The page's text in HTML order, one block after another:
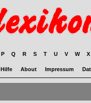
P Q R S T U V W X
Hilfe About Impressum